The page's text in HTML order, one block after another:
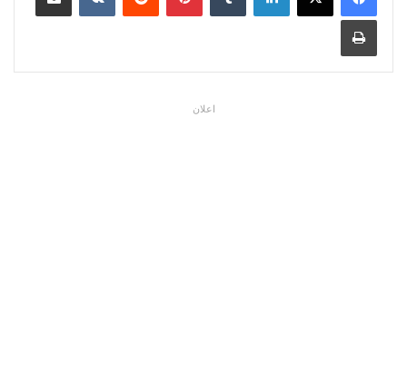
طباعة
اعلان